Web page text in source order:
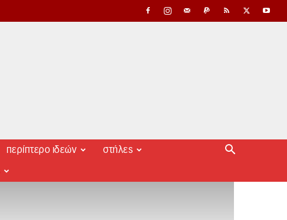
περίπτερο ιδεών στήλες